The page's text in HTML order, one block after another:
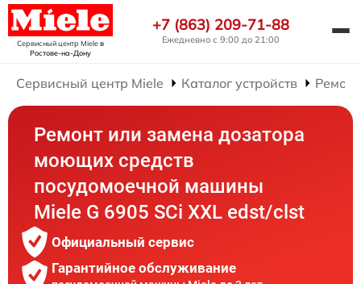
Сервисный центр Mieleв
Ростове-на-Дону
+7 (863) 209-71-88
Ежедневно с 9:00 до 21:00
Сервисный центр Miele Каталог устройств
Ремонт или замена дозатора
моющих средств
посудомоечной машины
Miele G 6905 SCi XXL edst/clst
Официальный сервис
Гарантийное обслуживание